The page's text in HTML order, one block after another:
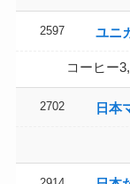
2597 ユニ
コーヒー
2702 日本